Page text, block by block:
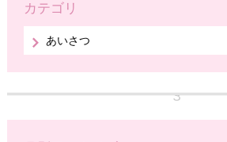
カテゴリ
あいさつ